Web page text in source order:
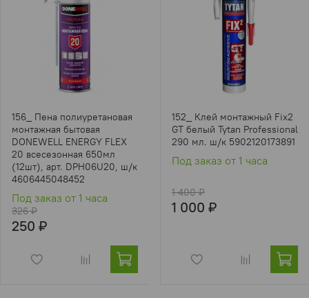
156_ Пена полиуретановая
монтажная бытовая
DONEWELL ENERGY FLEX
20 всесезонная 650мл
(12шт), арт. DPH06U20, ш/к
4606445048452
Под заказ от 1 часа
326 ₽
250 ₽
152_ Клей монтажный Fix2
GT белый Tytan Professional
290 мл. ш/к 5902120173891
Под заказ от 1 часа
1 400 ₽
1 000 ₽